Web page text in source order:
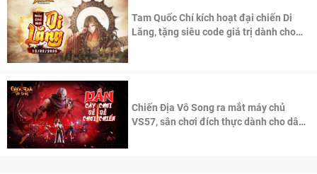
Tam Quốc Chí kích hoạt đại chiến Di
Lăng, tặng siêu code giá trị dành cho
Chiến Địa Vô Song ra mắt máy chủ
VS57, sân chơi đích thực dành cho dân